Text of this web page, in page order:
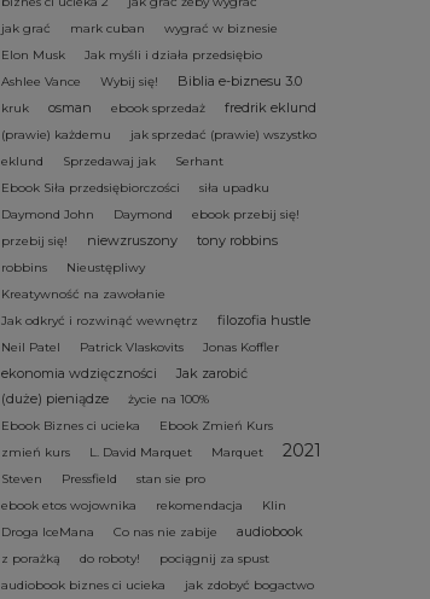
jak grać
mark cuban
wygrać w biznesie
Elon Musk
Jak myśli i działa przedsiębio
Ashlee Vance
Wybij się! Biblia e-biznesu 3.0
kruk osman ebook sprzedaż fredrik eklund
(prawie) każdemu
jak sprzedać (prawie) wszystko
eklund
Sprzedawaj jak
Serhant
Ebook Siła przedsiębiorczości
siła upadku
Daymond John
Daymond
ebook przebij się!
przebij się!
niewzruszony tony robbins
robbins
Nieustępliwy
Kreatywność na zawołanie
Jak odkryć i rozwinąć wewnętrz
filozofia hustle
Neil Patel Patrick Vlaskovits Jonas Koffler
ekonomia wdzięczności
Jak zarobić
(duże) pieniądze
życie na 100%
Ebook Biznes ci ucieka
Ebook Zmień Kurs
zmień kurs
L. David Marquet Marquet 2021
Steven Pressfield
stan sie pro
ebook etos wojownika
rekomendacja
Klin
Droga IceMana
Co nas nie zabije audiobook
z porażką do roboty!
pociągnij za spust
audiobook biznes ci ucieka
jak zdobyć bogactwo